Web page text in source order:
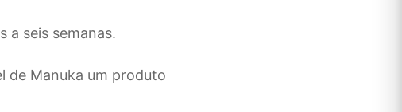
a seis semanas.
de Manuka um produto